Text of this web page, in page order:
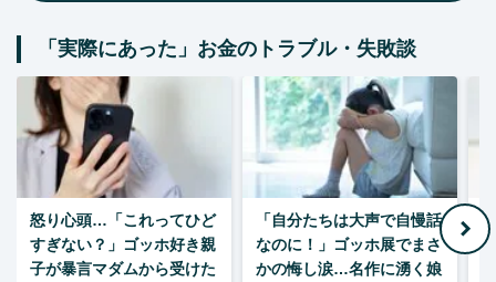
「実際にあった」お金のトラブル・失敗談
怒り心頭…「これってひど
すぎない？」ゴッホ好き親
子が暴言マダムから受けた
「自分たちは大声で自慢話
なのに！」ゴッホ展でまさ
かの悔し涙…名作に湧く娘